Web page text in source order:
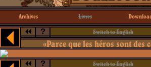
Archives Livres
? Switch to English
«Parce que les héros sont des
? Switch to English